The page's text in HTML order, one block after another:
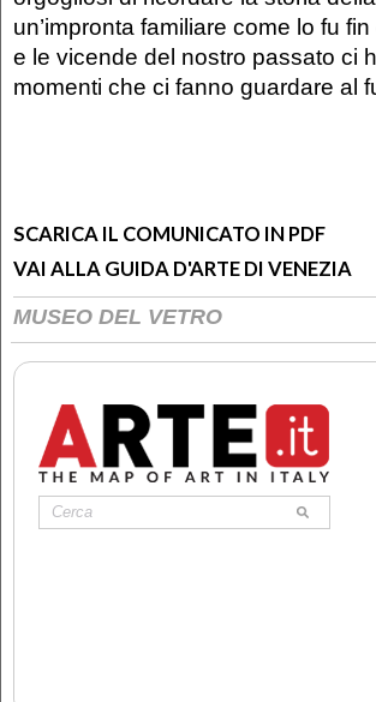
un’impronta familiare come lo fu
e le vicende del nostro passato ci
momenti che ci fanno guardare al
SCARICA IL COMUNICATO IN PDF
VAI ALLA GUIDA D'ARTE DI VENEZIA
MUSEO DEL VETRO